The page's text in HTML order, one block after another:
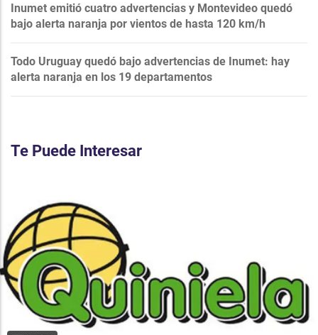
Inumet emitió cuatro advertencias y Montevideo quedó
bajo alerta naranja por vientos de hasta 120 km/h
Todo Uruguay quedó bajo advertencias de Inumet: hay
alerta naranja en los 19 departamentos
Te Puede Interesar